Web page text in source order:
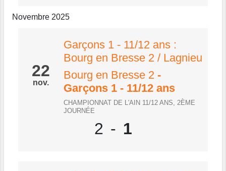
Novembre 2025
22
nov.
Garçons 1 - 11/12 ans :
Bourg en Bresse 2 / Lagnieu
Bourg en Bresse 2 -
Garçons 1 - 11/12 ans
CHAMPIONNAT DE L'AIN 11/12 ANS, 2ÈME
JOURNÉE
2 - 1